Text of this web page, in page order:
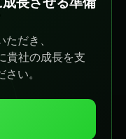
だき、
貴社の成長を支
い。